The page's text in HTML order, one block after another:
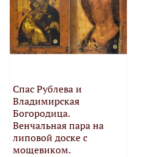
Спас Рублева и
Владимирская
Богородица.
Венчальная пара на
липовой доске с
мощевиком.